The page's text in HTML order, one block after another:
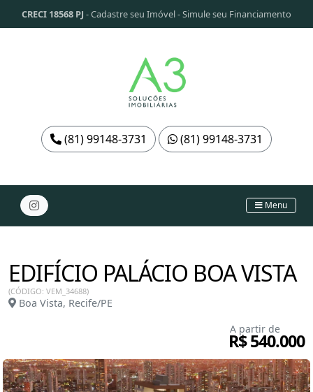
CRECI 18568 PJ -Cadastre seu Imóvel-Simule seu Financiamento
(81) 99148-3731 (81) 99148-3731
Menu
EDIFÍCIO PALÁCIO BOA VISTA
(CÓDIGO: VEM_34688)
Boa Vista, Recife/PE
A partir de
R$ 540.000